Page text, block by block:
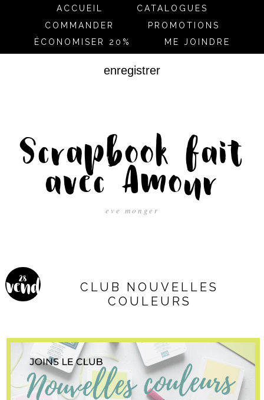
ACCUEIL
CATALOGUES
COMMANDER
PROMOTIONS
ÉCONOMISER 20%
ME JOINDRE
enregistrer
Scrapbook fait
avec Amour
eve monger
28
vend
CLUB NOUVELLES
COULEURS